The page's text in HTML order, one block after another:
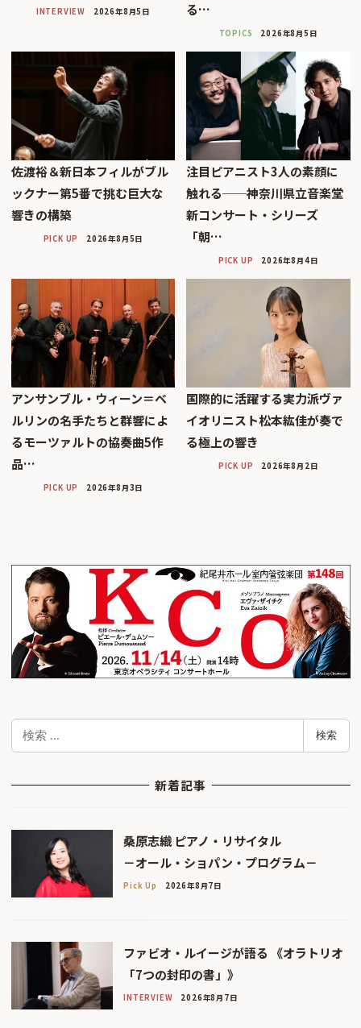
INTERVIEW 2026年8月5日
る…
TOPICS 2026年8月5日
佐渡裕＆新日本フィルがブル
ックナー第5番で挑む巨大な
響きの構築
PICK UP 2026年8月5日
注目ピアニスト3人の素顔に
触れる──神奈川県立音楽堂
新コンサート・シリーズ
「朝…
PICK UP 2026年8月4日
アンサンブル・ウィーン＝ベ
ルリンの名手たちと群響によ
るモーツァルトの協奏曲5作
品…
PICK UP 2026年8月3日
国際的に活躍する実力派ヴァ
イオリニスト松本紘佳が奏で
る極上の響き
PICK UP 2026年8月2日
検
検索
新着記事
桑原志織 ピアノ・リサイタル
－オール・ショパン・プログラム－
Pick Up 2026年8月7日
ファビオ・ルイージが語る 《オラトリオ
「7つの封印の書」》
INTERVIEW 2026年8月7日